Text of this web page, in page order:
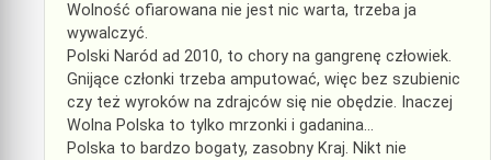
Wolność ofiarowana nie jest nic warta, trzeba ja
wywalczyć.
Polski Naród ad 2010, to chory na gangrenę człowiek.
Gnijące członki trzeba amputować, więc bez szubienic
czy też wyroków na zdrajców się nie obędzie. Inaczej
Wolna Polska to tylko mrzonki i gadanina…
Polska to bardzo bogaty, zasobny Kraj. Nikt nie